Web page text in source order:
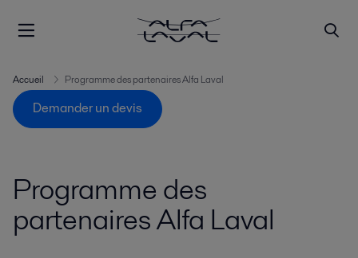
Accueil Programme des partenaires Alfa Laval
Demander un devis
Programme des
partenaires Alfa Laval